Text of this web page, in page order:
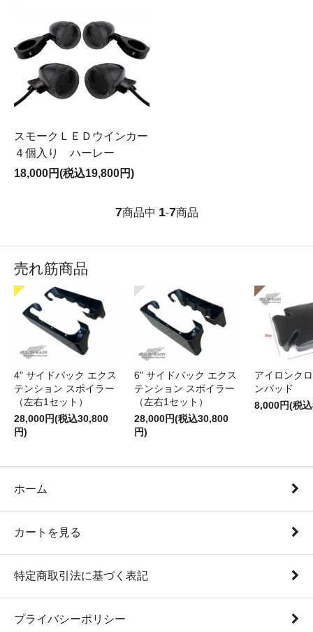
スモークＬＥＤウインカー
４個入り ハーレー
18,000円(税込19,800円)
7商品中 1-7商品
売れ筋商品
4" サイドバック エクス
テンション スポイラー
（左右1セット）
28,000円(税込30,800
円)
6" サイドバック エクス
テンション スポイラー
（左右1セット）
28,000円(税込30,800
円)
アイロンク
ンパッド
8,000円(税
ホーム
カートを見る
特定商取引法に基づく表記
プライバシーポリシー